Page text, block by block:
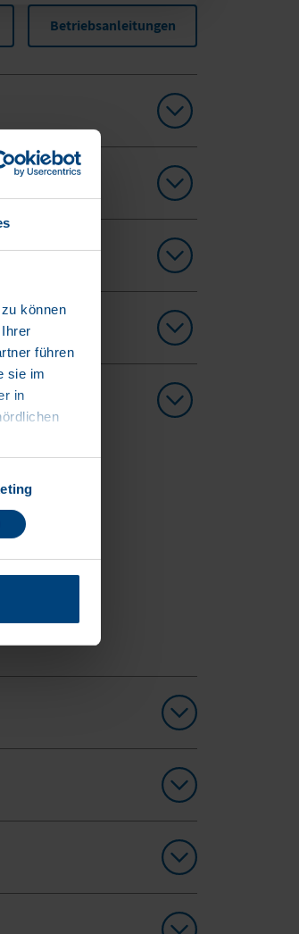
können
führen
sie im
in
Betriebsanleitungen